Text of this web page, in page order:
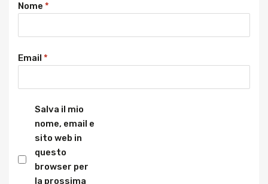
Nome *
Email *
Salva il mio
nome, email e
sito web in
questo
browser per
la prossima